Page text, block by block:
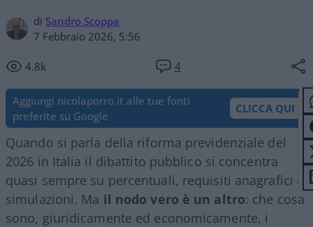
di Sandro Scoppa
7 Febbraio 2026, 5:56
4.8k 4
Aggiungi nicolaporro.it alle tue fonti
preferite su Google
CLICCA QUI
Quando si parla della riforma previdenziale del
2026 in Italia il dibattito pubblico si concentra
quasi sempre su percentuali, requisiti anagrafici e
simulazioni. Ma il nodo vero è un altro: che cosa
sono, giuridicamente ed economicamente, i